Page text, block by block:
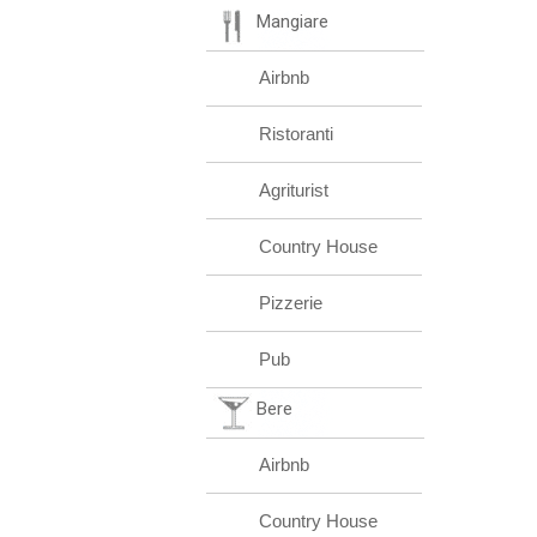
Mangiare
Airbnb
Ristoranti
Agriturist
Country House
Pizzerie
Pub
Bere
Airbnb
Country House